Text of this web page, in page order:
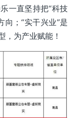
一直坚持把“科技
向；“实干兴业”是
，为产业赋能！